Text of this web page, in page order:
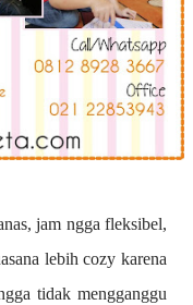
jam ngga fleksibel,
lebih cozy karena
tidak mengganggu